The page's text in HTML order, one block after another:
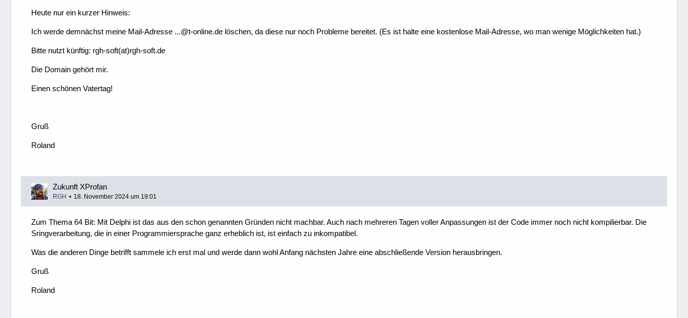
Heute nur ein kurzer Hinweis:
Ich werde demnächst meine Mail-Adresse ...@t-online.de löschen, da diese nur noch Probleme bereitet. (Es ist halte eine kostenlose Mail-Adresse, wo man wenige Möglichkeiten hat.)
Bitte nutzt künftig: rgh-soft(at)rgh-soft.de
Die Domain gehört mir.
Einen schönen Vatertag!
Gruß
Roland
Zukunft XProfan
RGH 18. November 2024 um 19:01
Zum Thema 64 Bit: Mit Delphi ist das aus den schon genannten Gründen nicht machbar. Auch nach mehreren Tagen voller Anpassungen ist der Code immer noch nicht kompilierbar. Die
Sringverarbeitung, die in einer Programmiersprache ganz erheblich ist, ist einfach zu inkompatibel.
Was die anderen Dinge betrifft sammele ich erst mal und werde dann wohl Anfang nächsten Jahre eine abschließende Version herausbringen.
Gruß
Roland